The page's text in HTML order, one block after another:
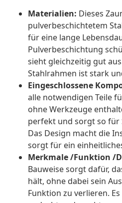
Materialien: Dieses
pulverbeschichtetem
für eine lange
Pulverbeschichtung
sieht gleichzeitig gut
Stahlrahmen ist stark
Eingeschlossene
alle notwendigen Teile
ohne Werkzeuge
perfekt und sorgt so für
Das Design macht die
sorgt für ein
Merkmale /Funktion /
Bauweise sorgt dafür,
hält, ohne dabei sein
Funktion zu verlieren.